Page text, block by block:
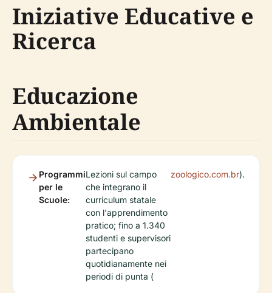
Iniziative Educative e
Ricerca
Educazione
Ambientale
Programmi
per le
Scuole:
Lezioni sul campo
che integrano il
curriculum statale
con l'apprendimento
pratico; fino a 1.340
studenti e supervisori
partecipano
quotidianamente nei
periodi di punta (
zoologico.com.br).